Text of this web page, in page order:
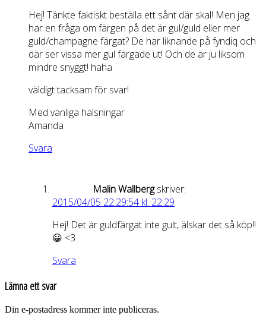
Hej! Tänkte faktiskt beställa ett sånt där skal! Men jag
har en fråga om färgen på det är gul/guld eller mer
guld/champagne färgat? De har liknande på fyndiq och
där ser vissa mer gul färgade ut! Och de är ju liksom
mindre snyggt! haha
väldigt tacksam för svar!
Med vänliga hälsningar
Amanda
Svara
Malin Wallberg skriver:
2015/04/05 22:29:54 kl. 22:29
Hej! Det är guldfärgat inte gult, älskar det så köp!!
😀 <3
Svara
Lämna ett svar
Din e-postadress kommer inte publiceras.